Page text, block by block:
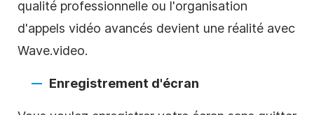
qualité professionnelle ou l'organisation
d'appels vidéo avancés devient une réalité avec
Wave.video.
Enregistrement d'écran